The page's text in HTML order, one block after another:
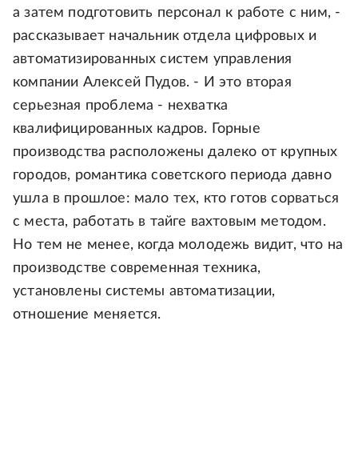
а затем подготовить персонал к работе с ним, -
рассказывает начальник отдела цифровых и
автоматизированных систем управления
компании Алексей Пудов. - И это вторая
серьезная проблема - нехватка
квалифицированных кадров. Горные
производства расположены далеко от крупных
городов, романтика советского периода давно
ушла в прошлое: мало тех, кто готов сорваться
с места, работать в тайге вахтовым методом.
Но тем не менее, когда молодежь видит, что на
производстве современная техника,
установлены системы автоматизации,
отношение меняется.